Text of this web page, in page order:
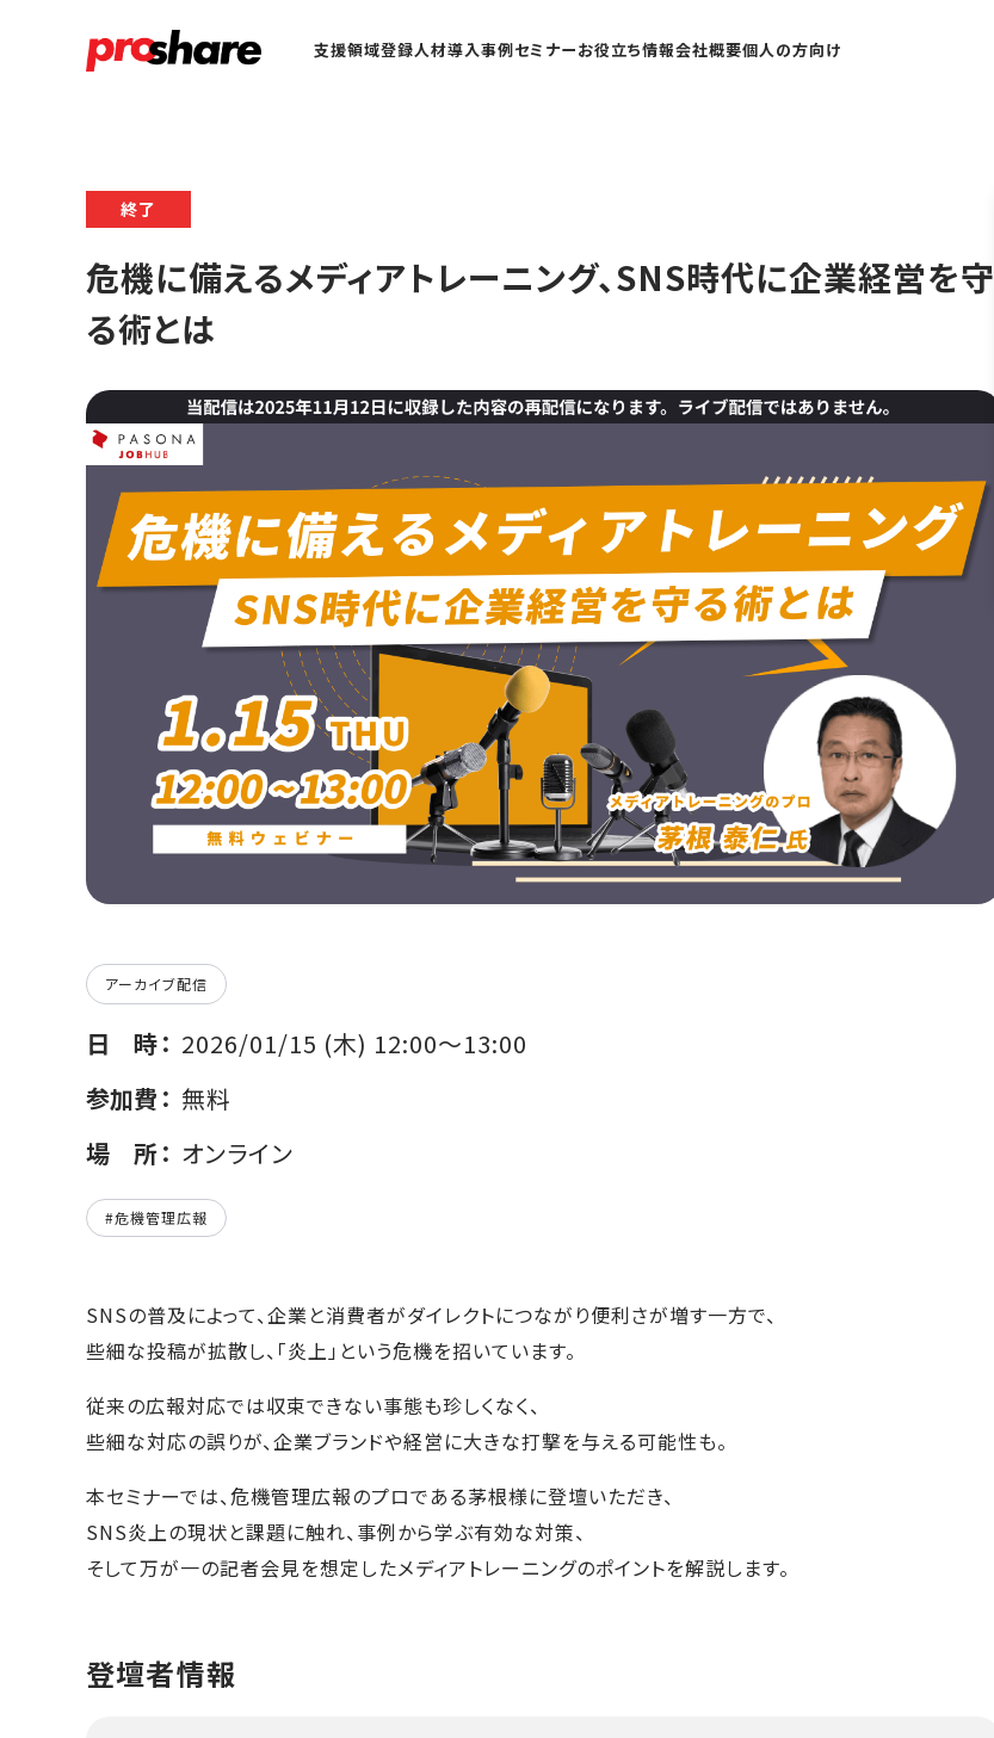
支援領域登録人材導入事例セミナーお役立ち情報会社概要個人の方向け
終了
危機に備えるメディアトレーニング、SNS時代に企業経営を守
る術とは
アーカイブ配信
日時 2026/01/15 (木) 12:00〜13:00
参加費
無料
場所 オンライン
#危機管理広報
SNSの普及によって、企業と消費者がダイレクトにつながり便利さが増す一方で、
些細な投稿が拡散し、「炎上」という危機を招いています。
従来の広報対応では収束できない事態も珍しくなく、
些細な対応の誤りが、企業ブランドや経営に大きな打撃を与える可能性も。
本セミナーでは、危機管理広報のプロである茅根様に登壇いただき、
SNS炎上の現状と課題に触れ、事例から学ぶ有効な対策、
そして万が一の記者会見を想定したメディアトレーニングのポイントを解説します。
登壇者情報